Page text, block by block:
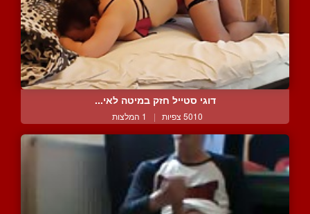
דוגי סטייל חזק במיטה לאי...
5010 צפיות | 1 המלצות